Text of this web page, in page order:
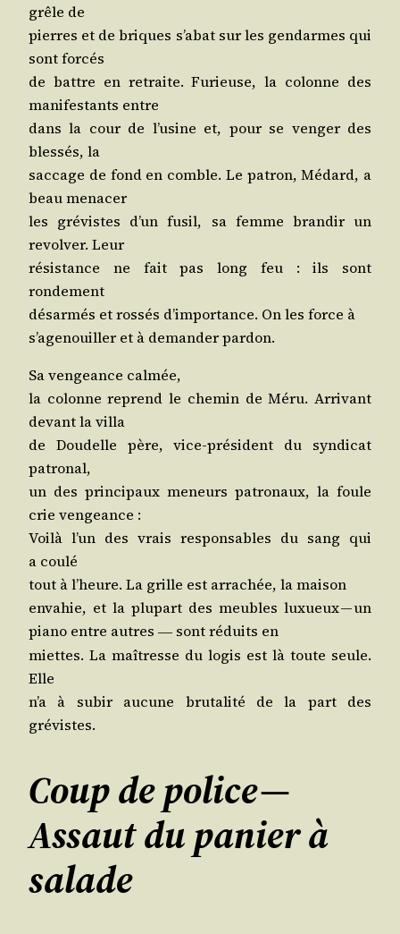
grêle de
pierres et de briques s’a­bat sur les gen­darmes qui
sont forcés
de battre en retraite. Furieuse, la colonne des
mani­fes­tants entre
dans la cour de l’u­sine et, pour se ven­ger des
bles­sés, la
sac­cage de fond en comble. Le patron, Médard, a
beau menacer
les gré­vistes d’un fusil, sa femme bran­dir un
revol­ver. Leur
résis­tance ne fait pas long feu : ils sont
rondement
désar­més et ros­sés d’im­por­tance. On les force à
s’a­ge­nouiller et à deman­der pardon.
Sa ven­geance calmée,
la colonne reprend le che­min de Méru. Arri­vant
devant la villa
de Dou­delle père, vice-pré­sident du syn­di­cat
patronal,
un des prin­ci­paux meneurs patro­naux, la foule
crie vengeance :
Voi­là l’un des vrais res­pon­sables du sang qui
a coulé
tout à l’heure. La grille est arra­chée, la maison
enva­hie, et la plu­part des meubles luxueux — un
pia­no entre autres ― sont réduits en
miettes. La maî­tresse du logis est là toute seule.
Elle
n’a à subir aucune bru­ta­li­té de la part des
grévistes.
Coup de police —
Assaut du panier à
salade